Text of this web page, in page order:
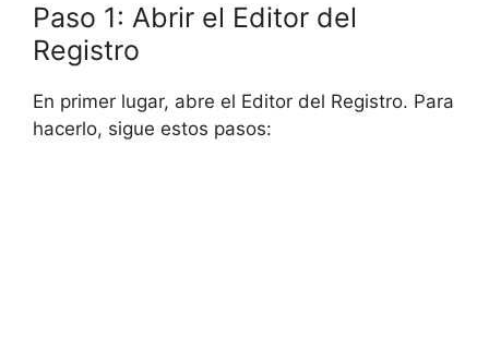
Paso 1: Abrir el Editor del
Registro
En primer lugar, abre el Editor del Registro. Para
hacerlo, sigue estos pasos: